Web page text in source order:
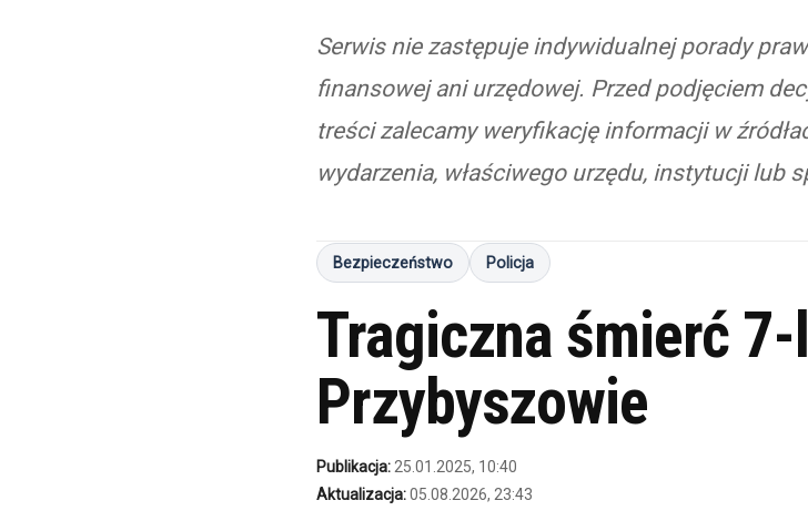
Serwis nie zastępuje indywidualnej porady
finansowej ani urzędowej. Przed podjęciem
treści zalecamy weryfikację informacji w
wydarzenia, właściwego urzędu, instytucji lub
Bezpieczeństwo Policja
Tragiczna śmierć
Przybyszowie
Publikacja: 25.01.2025, 10:40
Aktualizacja:05.08.2026, 23:43